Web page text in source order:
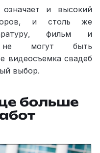
означает и высокий
и столь же
фильм и
не могут быть
видеосъемка свадеб
выбор.
больше